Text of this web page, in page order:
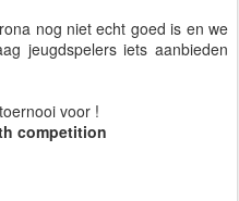
nog niet echt goed is en we
jeugdspelers iets aanbieden
voor !
competition